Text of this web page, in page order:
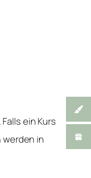
ein Kurs
in